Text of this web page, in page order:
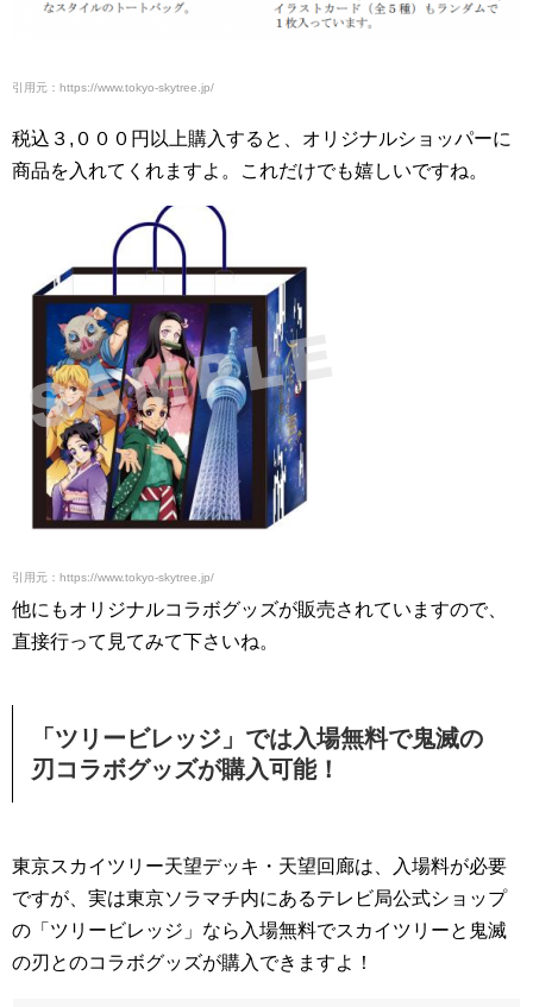
引用元：https://www.tokyo-skytree.jp/
税込３,０００円以上購入すると、オリジナルショッパーに
商品を入れてくれますよ。これだけでも嬉しいですね。
引用元：https://www.tokyo-skytree.jp/
他にもオリジナルコラボグッズが販売されていますので、
直接行って見てみて下さいね。
「ツリービレッジ」では入場無料で鬼滅の
刃コラボグッズが購入可能！
東京スカイツリー天望デッキ・天望回廊は、入場料が必要
ですが、実は東京ソラマチ内にあるテレビ局公式ショップ
の「ツリービレッジ」なら入場無料でスカイツリーと鬼滅
の刃とのコラボグッズが購入できますよ！